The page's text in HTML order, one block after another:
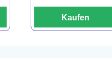
Kaufen